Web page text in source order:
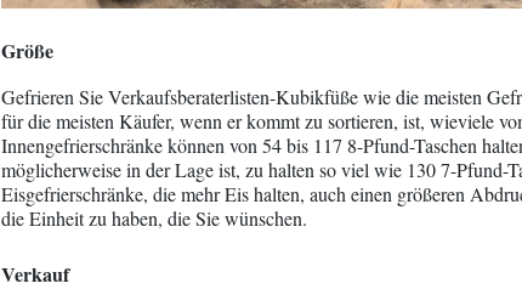
Größe
Gefrieren Sie Verkaufsberaterlisten-Kubikfüße wie die meisten
für die meisten Käufer, wenn er kommt zu sortieren, ist, wieviele
Innengefrierschränke können von 54 bis 117 8-Pfund-Taschen
möglicherweise in der Lage ist, zu halten so viel wie 130 7-Pfund-
Eisgefrierschränke, die mehr Eis halten, auch einen größeren
die Einheit zu haben, die Sie wünschen.
Verkauf